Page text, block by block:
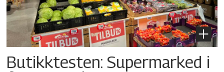
Butikktesten: Supermarked i